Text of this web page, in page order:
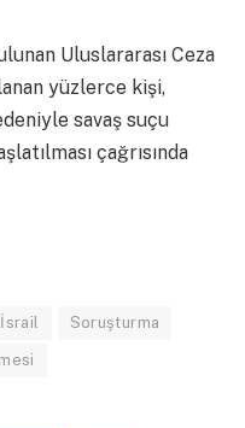
Uluslararası Ceza
yüzlerce kişi,
savaş suçu
çağrısında
İsrail Soruşturma